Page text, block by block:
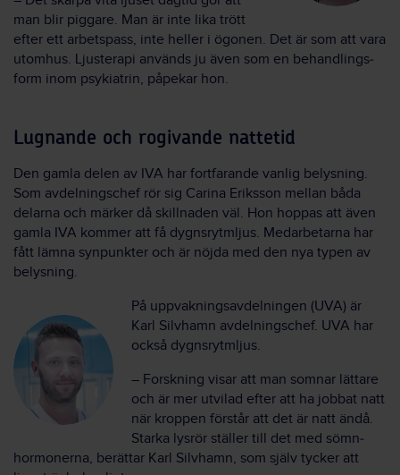
man blir piggare. Man är inte lika trött
efter ett arbets­pass, inte heller i ögonen. Det är som att vara
utom­hus. Ljus­terapi används ju även som en behandlings­
form inom psykiatrin, påpekar hon.
Lugnande och ro­givande natte­tid
Den gamla delen av IVA har fort­farande vanlig belysning.
Som avdelnings­chef rör sig Carina Eriksson mellan båda
delarna och märker då skillnaden väl. Hon hoppas att även
gamla IVA kommer att få dygnsrytmljus. Medarbetarna har
fått lämna syn­punkter och är nöjda med den nya typen av
belysning.
På upp­vak­nings­avdelningen (UVA) är
Karl Silvhamn avdelnings­chef. UVA har
också dygnsrytmljus.
– Forsk­ning visar att man somnar lättare
och är mer utvilad efter att ha jobbat natt
när kroppen förstår att det är natt ändå.
Starka lysrör ställer till det med sömn­
hormonerna, berättar Karl Silvhamn, som själv tycker att